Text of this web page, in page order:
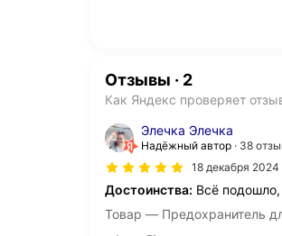
Отзывы · 2
Как Яндекс проверяет
Элечка Элечка
Надёжный автор
38
18 декабря 2024
Достоинства: Всё
Товар — Предохранитель